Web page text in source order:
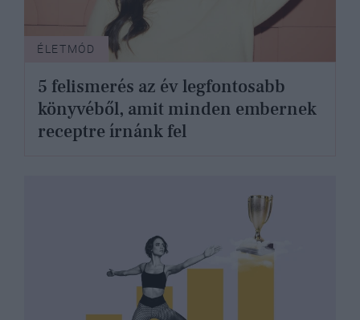
ÉLETMÓD
5 felismerés az év legfontosabb
könyvéből, amit minden embernek
receptre írnánk fel